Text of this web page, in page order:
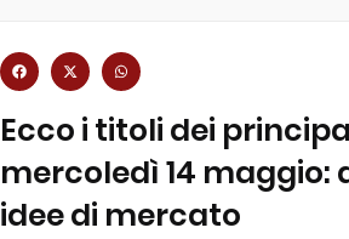
Ecco i titoli dei
mercoledì 14 maggio:
idee di mercato